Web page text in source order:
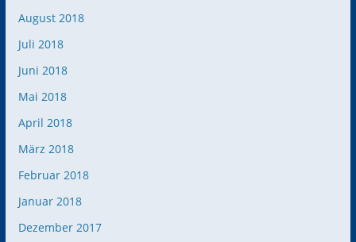
August 2018
Juli 2018
Juni 2018
Mai 2018
April 2018
März 2018
Februar 2018
Januar 2018
Dezember 2017